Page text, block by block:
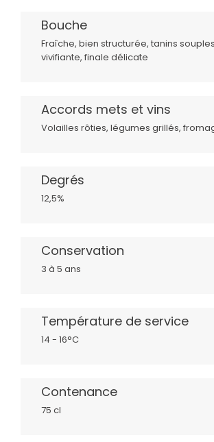
Bouche
Fraîche, bien structurée, tanins
vivifiante, finale délicate
Accords mets et vins
Volailles rôties, légumes grillés,
Degrés
12,5%
Conservation
3 à 5 ans
Température de service
14 - 16°C
Contenance
75 cl